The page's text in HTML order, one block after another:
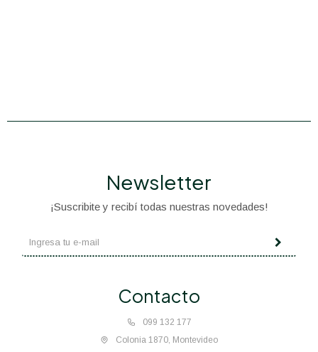
Contacto
099 132 177
Colonia 1870, Montevideo
Newsletter
¡Suscribite y recibí todas nuestras novedades!